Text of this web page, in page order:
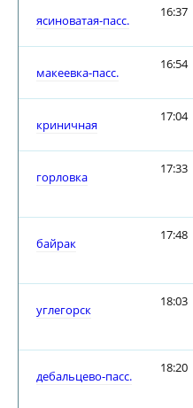
ясиноватая-пасс.
16:37
макеевка-пасс.
16:54
криничная
17:04
горловка
17:33
байрак
17:48
углегорск
18:03
дебальцево-пасс.
18:20